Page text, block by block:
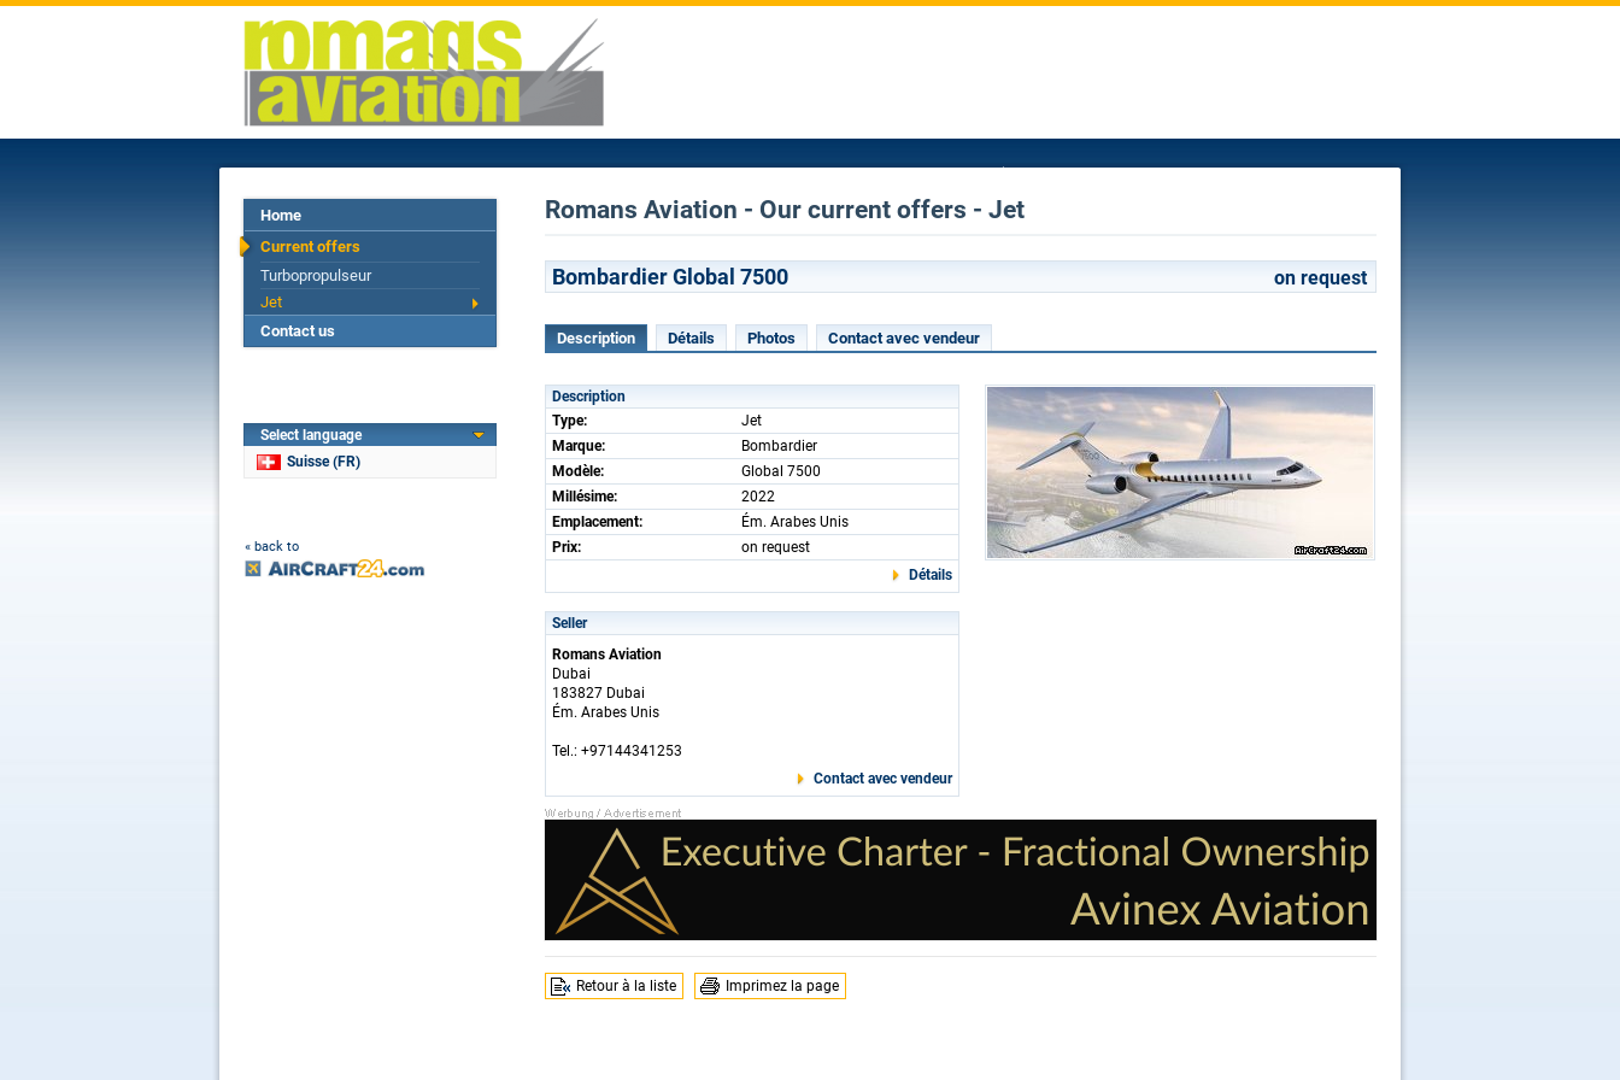
Home
Current offers
Turbopropulseur
Jet
Contact us
Select language
Suisse (FR)
« back to
Romans Aviation - Our current offers - Jet
Bombardier Global 7500 on request
Description Détails Photos Contact avec vendeur
Description
Type:
Jet
Marque:
Bombardier
Modèle:
Global 7500
Millésime:
2022
Emplacement:
Ém. Arabes Unis
Prix:
on request
Détails
Seller
Romans Aviation
Dubai
183827 Dubai
Ém. Arabes Unis
Tel.: +97144341253
Contact avec vendeur
Retour à la liste Imprimez la page